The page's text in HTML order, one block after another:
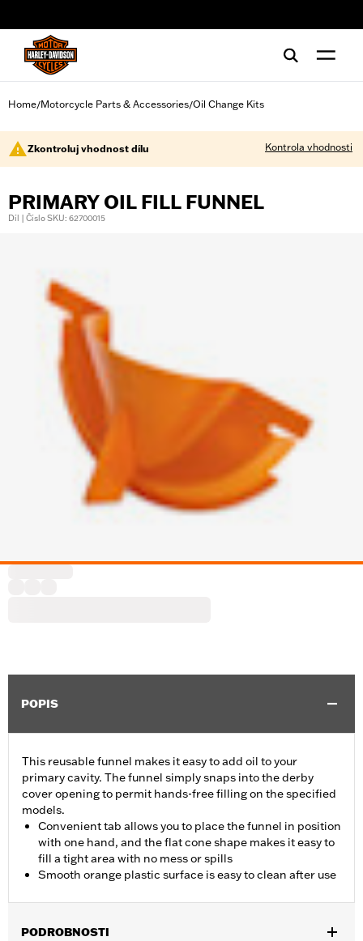
Home/Motorcycle Parts & Accessories/Oil Change Kits
Zkontroluj vhodnost dílu Kontrola vhodnosti
PRIMARY OIL FILL FUNNEL
Díl | Číslo SKU: 62700015
POPIS
This reusable funnel makes it easy to add oil to your
primary cavity. The funnel simply snaps into the derby
cover opening to permit hands-free filling on the specified
models.
Convenient tab allows you to place the funnel in position
with one hand, and the flat cone shape makes it easy to
fill a tight area with no mess or spills
Smooth orange plastic surface is easy to clean after use
PODROBNOSTI